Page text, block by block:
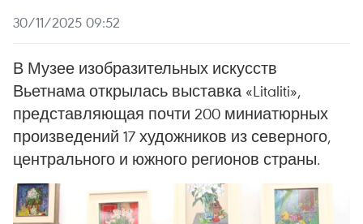
30/11/2025 09:52
В Музее изобразительных искусств
Вьетнама открылась выставка «Litaliti»,
представляющая почти 200 миниатюрных
произведений 17 художников из северного,
центрального и южного регионов страны.